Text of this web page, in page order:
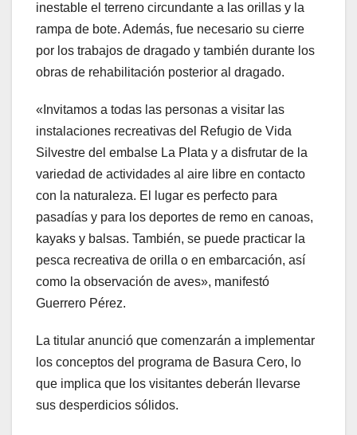
inestable el terreno circundante a las orillas y la
rampa de bote. Además, fue necesario su cierre
por los trabajos de dragado y también durante los
obras de rehabilitación posterior al dragado.
«Invitamos a todas las personas a visitar las
instalaciones recreativas del Refugio de Vida
Silvestre del embalse La Plata y a disfrutar de la
variedad de actividades al aire libre en contacto
con la naturaleza. El lugar es perfecto para
pasadías y para los deportes de remo en canoas,
kayaks y balsas. También, se puede practicar la
pesca recreativa de orilla o en embarcación, así
como la observación de aves», manifestó
Guerrero Pérez.
La titular anunció que comenzarán a implementar
los conceptos del programa de Basura Cero, lo
que implica que los visitantes deberán llevarse
sus desperdicios sólidos.